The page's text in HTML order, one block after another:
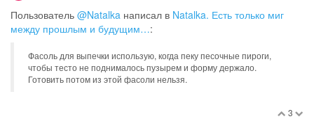
Пользователь @Natalka написал в Natalka. Есть только миг
между прошлым и будущим…:
Фасоль для выпечки использую, когда пеку песочные пироги,
чтобы тесто не поднималось пузырем и форму держало.
Готовить потом из этой фасоли нельзя.
3